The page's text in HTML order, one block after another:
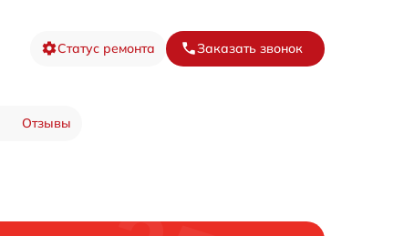
Статус ремонта Заказать звонок
Отзывы